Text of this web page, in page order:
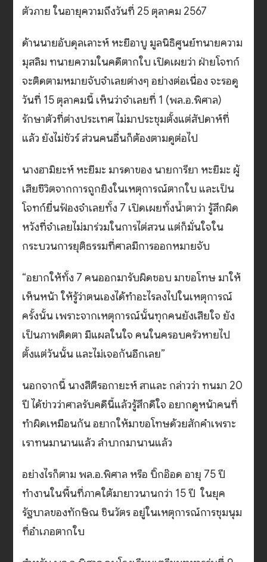
ตัวภาย ในอายุความถึงวันที่ 25 ตุลาคม 2567
ด้านนายอับดุลเลาะห์ หะยีอาบู มูลนิธิศูนย์ทนายความ
มุสลิม ทนายความในคดีตากใบ เปิดเผยว่า ฝ่ายโจทก์
จะติดตามหมายจับจำเลยต่างๆ อย่างต่อเนื่อง จะรอดู
วันที่ 15 ตุลาคมนี้ เห็นว่าจำเลยที่ 1 (พล.อ.พิศาล)
รักษาตัวที่ต่างประเทศ ไม่มาประชุมตั้งแต่สัปดาห์ที่
แล้ว ยังไม่ชัวร์ ส่วนคนอื่นก็ต้องตามดูต่อไป
นางฮามิยะห์ หะยีมะ มารดาของ นายการียา หะยีมะ ผู้
เสียชีวิตจากการถูกยิงในเหตุการณ์ตากใบ และเป็น
โจทก์ยื่นฟ้องจำเลยทั้ง 7 เปิดเผยทั้งน้ำตาว่า รู้สึกผิด
หวังที่จำเลยไม่มาร่วมในการไต่สวน แต่ก็มั่นใจใน
กระบวนการยุติธรรมที่ศาลมีการออกหมายจับ
“อยากให้ทั้ง 7 คนออกมารับผิดชอบ มาขอโทษ มาให้
เห็นหน้า ให้รู้ว่าตนเองได้ทำอะไรลงไปในเหตุการณ์
ครั้งนั้น เพราะจากเหตุการณ์นั้นทุกคนยังเสียใจ ยัง
เป็นภาพติดตา มีแผลในใจ คนในครอบครัวหายไป
ตั้งแต่วันนั้น และไม่เจอกันอีกเลย”
นอกจากนี้ นางสีตีรอกายะห์ สาและ กล่าวว่า ทนมา 20
ปี ได้ข่าวว่าศาลรับคดีนี้แล้วรู้สึกดีใจ อยากดูหน้าคนที่
ทำผิดเหมือนกัน อยากให้มาขอโทษด้วยสักคำเพราะ
เราทนมานานแล้ว ลำบากมานานแล้ว
อย่างไรก็ตาม พล.อ.พิศาล หรือ บิ๊กอ๊อด อายุ 75 ปี
ทำงานในพื้นที่ภาคใต้มายาวนานกว่า 15 ปี ในยุค
รัฐบาลของทักษิณ ชินวัตร อยู่ในเหตุการณ์การชุมนุม
ที่อำเภอตากใบ